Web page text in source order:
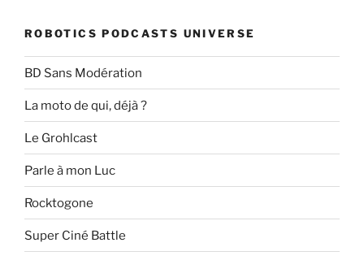
ROBOTICS PODCASTS UNIVERSE
BD Sans Modération
La moto de qui, déjà ?
Le Grohlcast
Parle à mon Luc
Rocktogone
Super Ciné Battle